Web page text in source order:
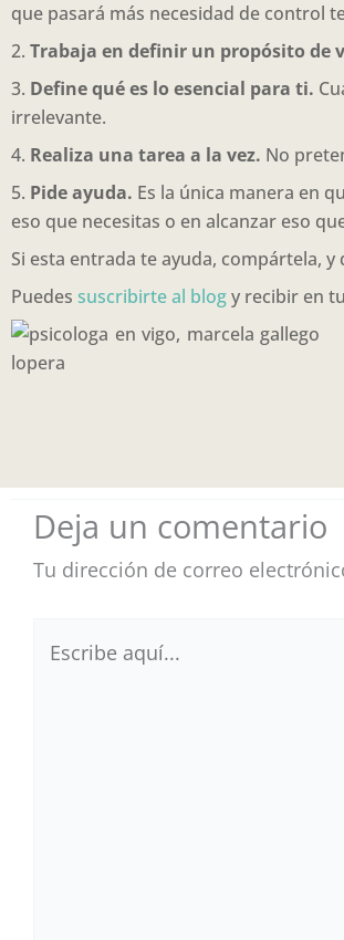
que pasará más necesidad de control
2. Trabaja en definir un propósito de
3. Define qué es lo esencial para ti.
irrelevante.
4. Realiza una tarea a la vez. No
5. Pide ayuda. Es la única manera en
eso que necesitas o en alcanzar eso
Si esta entrada te ayuda, compártela,
Puedes suscribirte al blogy recibir en
Deja un comentario
Tu dirección de correo